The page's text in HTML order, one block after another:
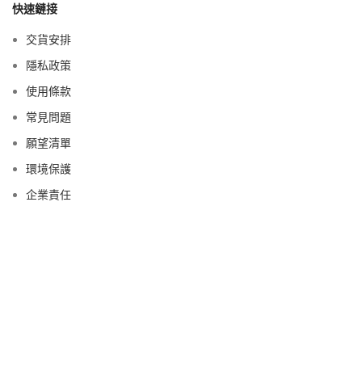
快速鏈接
交貨安排
隱私政策
使用條款
常見問題
願望清單
環境保護
企業責任